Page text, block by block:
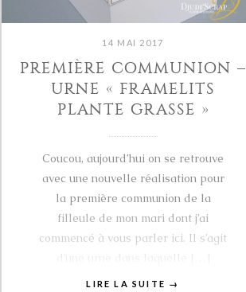
14 MAI 2017
PREMIÈRE COMMUNION –
URNE « FRAMELITS
PLANTE GRASSE »
Coucou, aujourd’hui on se retrouve
avec une nouvelle réalisation pour
la première communion de la
filleule de mon mari dont j’ai
commencé à vous parler ici. Il s’agit
LIRE LA SUITE →